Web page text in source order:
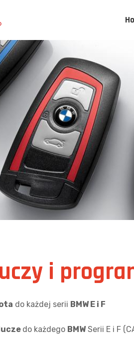
i
do każdej serii BMW E i F
do każdego BMWSerii E i F